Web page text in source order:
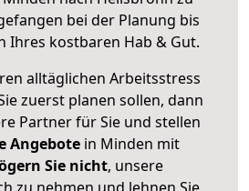
bei der Planung bis
Ihres kostbaren Hab & Gut.
alltäglichen Arbeitsstress
zuerst planen sollen, dann
Partner für Sie und stellen
Angebote in Minden mit
Sie nicht, unsere